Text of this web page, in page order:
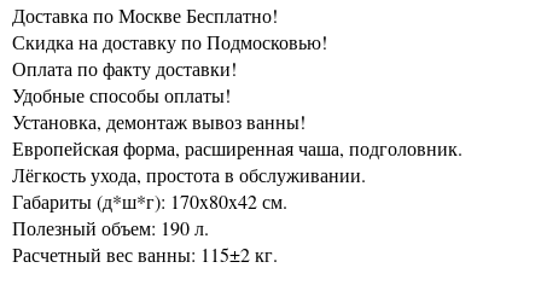
Доставка по Москве Бесплатно!
Скидка на доставку по Подмосковью!
Оплата по факту доставки!
Удобные способы оплаты!
Установка, демонтаж вывоз ванны!
Европейская форма, расширенная чаша, подголовник.
Лёгкость ухода, простота в обслуживании.
Габариты (д*ш*г): 170x80x42 см.
Полезный объем: 190 л.
Расчетный вес ванны: 115±2 кг.